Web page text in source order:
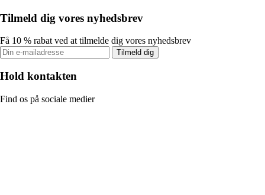
Tilmeld dig vores nyhedsbrev
Få 10 % rabat ved at tilmelde dig vores nyhedsbrev
Tilmeld dig
Hold kontakten
Find os på sociale medier